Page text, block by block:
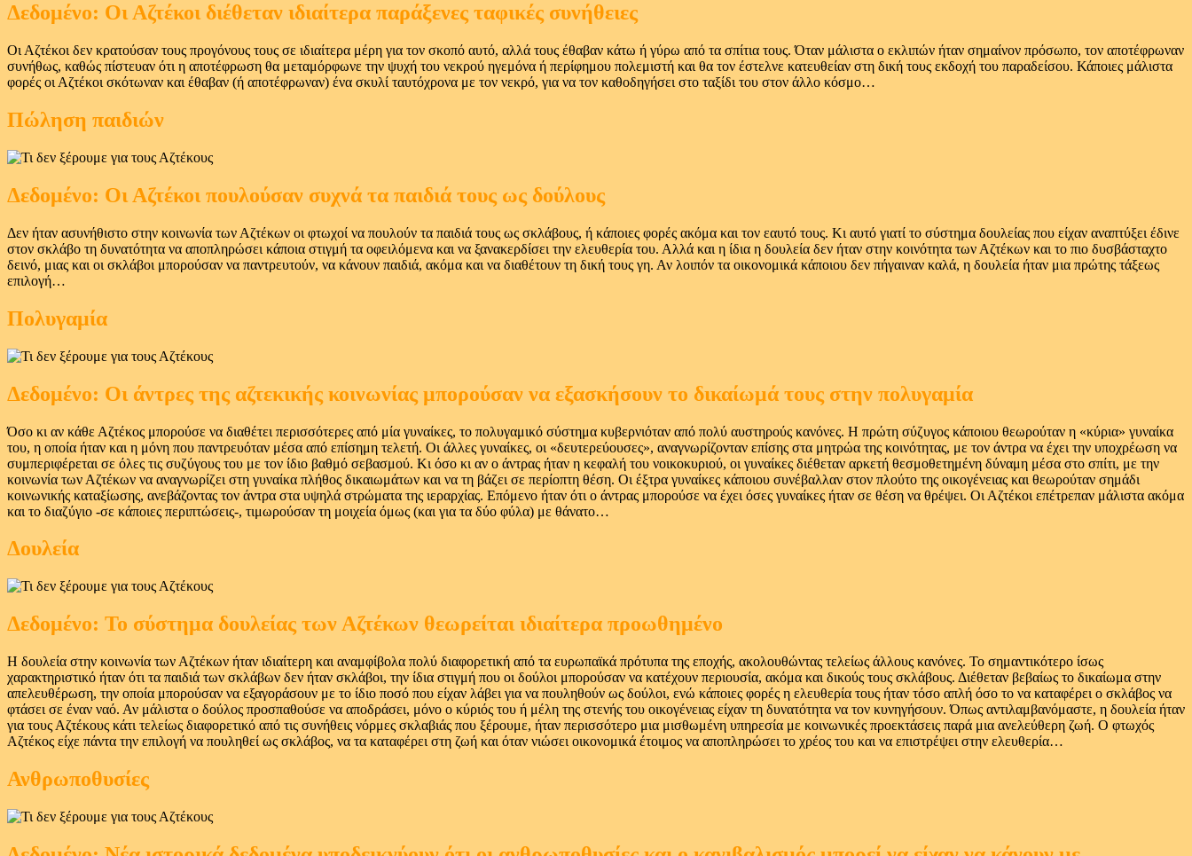
Δεδομένο: Οι Αζτέκοι διέθεταν ιδιαίτερα παράξενες ταφικές συνήθειες
Οι Αζτέκοι δεν κρατούσαν τους προγόνους τους σε ιδιαίτερα μέρη για τον σκοπό αυτό, αλλά τους έθαβαν κάτω ή γύρω από τα σπίτια τους. Όταν μάλιστα ο εκλιπών ήταν σημαίνον πρόσωπο, τον αποτέφρωναν
συνήθως, καθώς πίστευαν ότι η αποτέφρωση θα μεταμόρφωνε την ψυχή του νεκρού ηγεμόνα ή περίφημου πολεμιστή και θα τον έστελνε κατευθείαν στη δική τους εκδοχή του παραδείσου. Κάποιες μάλιστα
φορές οι Αζτέκοι σκότωναν και έθαβαν (ή αποτέφρωναν) ένα σκυλί ταυτόχρονα με τον νεκρό, για να τον καθοδηγήσει στο ταξίδι του στον άλλο κόσμο…
Πώληση παιδιών
Δεδομένο: Οι Αζτέκοι πουλούσαν συχνά τα παιδιά τους ως δούλους
Δεν ήταν ασυνήθιστο στην κοινωνία των Αζτέκων οι φτωχοί να πουλούν τα παιδιά τους ως σκλάβους, ή κάποιες φορές ακόμα και τον εαυτό τους. Κι αυτό γιατί το σύστημα δουλείας που είχαν αναπτύξει έδινε
στον σκλάβο τη δυνατότητα να αποπληρώσει κάποια στιγμή τα οφειλόμενα και να ξανακερδίσει την ελευθερία του. Αλλά και η ίδια η δουλεία δεν ήταν στην κοινότητα των Αζτέκων και το πιο δυσβάσταχτο
δεινό, μιας και οι σκλάβοι μπορούσαν να παντρευτούν, να κάνουν παιδιά, ακόμα και να διαθέτουν τη δική τους γη. Αν λοιπόν τα οικονομικά κάποιου δεν πήγαιναν καλά, η δουλεία ήταν μια πρώτης τάξεως
επιλογή…
Πολυγαμία
Δεδομένο: Οι άντρες της αζτεκικής κοινωνίας μπορούσαν να εξασκήσουν το δικαίωμά τους στην πολυγαμία
Όσο κι αν κάθε Αζτέκος μπορούσε να διαθέτει περισσότερες από μία γυναίκες, το πολυγαμικό σύστημα κυβερνιόταν από πολύ αυστηρούς κανόνες. Η πρώτη σύζυγος κάποιου θεωρούταν η «κύρια» γυναίκα
του, η οποία ήταν και η μόνη που παντρευόταν μέσα από επίσημη τελετή. Οι άλλες γυναίκες, οι «δευτερεύουσες», αναγνωρίζονταν επίσης στα μητρώα της κοινότητας, με τον άντρα να έχει την υποχρέωση να
συμπεριφέρεται σε όλες τις συζύγους του με τον ίδιο βαθμό σεβασμού. Κι όσο κι αν ο άντρας ήταν η κεφαλή του νοικοκυριού, οι γυναίκες διέθεταν αρκετή θεσμοθετημένη δύναμη μέσα στο σπίτι, με την
κοινωνία των Αζτέκων να αναγνωρίζει στη γυναίκα πλήθος δικαιωμάτων και να τη βάζει σε περίοπτη θέση. Οι έξτρα γυναίκες κάποιου συνέβαλλαν στον πλούτο της οικογένειας και θεωρούταν σημάδι
κοινωνικής καταξίωσης, ανεβάζοντας τον άντρα στα υψηλά στρώματα της ιεραρχίας. Επόμενο ήταν ότι ο άντρας μπορούσε να έχει όσες γυναίκες ήταν σε θέση να θρέψει. Οι Αζτέκοι επέτρεπαν μάλιστα ακόμα
και το διαζύγιο -σε κάποιες περιπτώσεις-, τιμωρούσαν τη μοιχεία όμως (και για τα δύο φύλα) με θάνατο…
Δουλεία
Δεδομένο: Το σύστημα δουλείας των Αζτέκων θεωρείται ιδιαίτερα προωθημένο
Η δουλεία στην κοινωνία των Αζτέκων ήταν ιδιαίτερη και αναμφίβολα πολύ διαφορετική από τα ευρωπαϊκά πρότυπα της εποχής, ακολουθώντας τελείως άλλους κανόνες. Το σημαντικότερο ίσως
χαρακτηριστικό ήταν ότι τα παιδιά των σκλάβων δεν ήταν σκλάβοι, την ίδια στιγμή που οι δούλοι μπορούσαν να κατέχουν περιουσία, ακόμα και δικούς τους σκλάβους. Διέθεταν βεβαίως το δικαίωμα στην
απελευθέρωση, την οποία μπορούσαν να εξαγοράσουν με το ίδιο ποσό που είχαν λάβει για να πουληθούν ως δούλοι, ενώ κάποιες φορές η ελευθερία τους ήταν τόσο απλή όσο το να καταφέρει ο σκλάβος να
φτάσει σε έναν ναό. Αν μάλιστα ο δούλος προσπαθούσε να αποδράσει, μόνο ο κύριός του ή μέλη της στενής του οικογένειας είχαν τη δυνατότητα να τον κυνηγήσουν. Όπως αντιλαμβανόμαστε, η δουλεία ήταν
για τους Αζτέκους κάτι τελείως διαφορετικό από τις συνήθεις νόρμες σκλαβιάς που ξέρουμε, ήταν περισσότερο μια μισθωμένη υπηρεσία με κοινωνικές προεκτάσεις παρά μια ανελεύθερη ζωή. Ο φτωχός
Αζτέκος είχε πάντα την επιλογή να πουληθεί ως σκλάβος, να τα καταφέρει στη ζωή και όταν νιώσει οικονομικά έτοιμος να αποπληρώσει το χρέος του και να επιστρέψει στην ελευθερία…
Ανθρωποθυσίες